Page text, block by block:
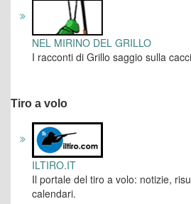
NEL MIRINO DEL GRILLO
I racconti di Grillo saggio sulla
Tiro a volo
ILTIRO.IT
Il portale del tiro a volo: notizie,
calendari.